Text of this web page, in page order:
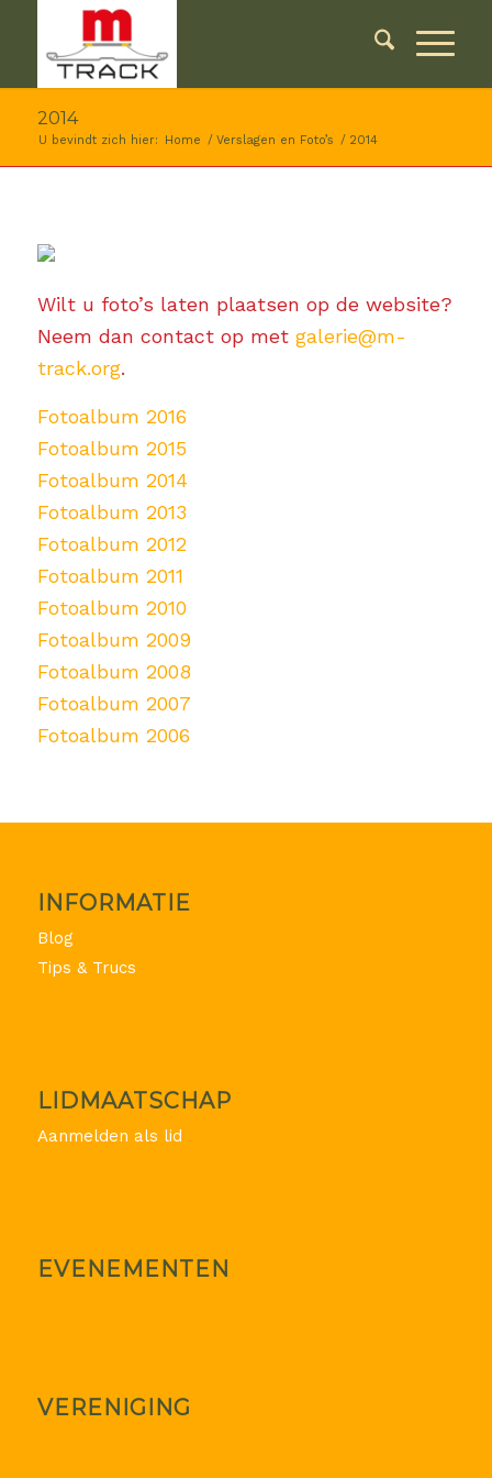
2014
U bevindt zich hier: Home / Verslagen en Foto’s / 2014
Wilt u foto’s laten plaatsen op de website?
Neem dan contact op met galerie@m-
track.org.
Fotoalbum 2016
Fotoalbum 2015
Fotoalbum 2014
Fotoalbum 2013
Fotoalbum 2012
Fotoalbum 2011
Fotoalbum 2010
Fotoalbum 2009
Fotoalbum 2008
Fotoalbum 2007
Fotoalbum 2006
INFORMATIE
Blog
Tips & Trucs
LIDMAATSCHAP
Aanmelden als lid
EVENEMENTEN
VERENIGING